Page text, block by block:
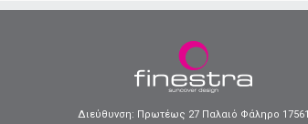
Διεύθυνση: Πρωτέως 27 Παλαιό Φάληρο 17561